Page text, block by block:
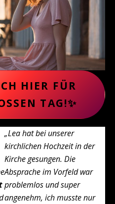
HIER FÜR
TAG!✨
„Lea hat bei unserer
kirchlichen Hochzeit in der
Kirche gesungen. Die
Absprache im Vorfeld war
problemlos und super
angenehm, ich musste nur